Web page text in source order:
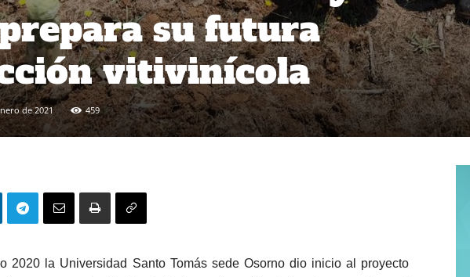
su futura
vitivinícola
de 2021 459
2020 la Universidad Santo Tomás sede Osorno dio inicio al proyecto